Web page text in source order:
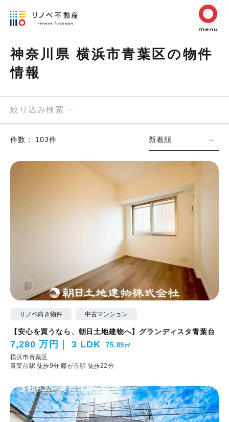
神奈川県 横浜市青葉区の物件
情報
絞り込み検索
件数： 103件 新着順
リノベ向き物件 中古マンション
【安心を買うなら、朝日土地建物へ】グランディスタ青葉台
7,280 万円 3 LDK 75.89㎡
横浜市青葉区
青葉台駅 徒歩9分藤が丘駅 徒歩22分